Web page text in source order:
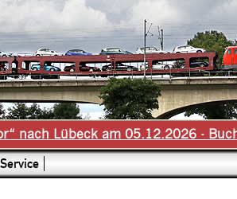
nach Lübeck am 05.12.2026 -
Service